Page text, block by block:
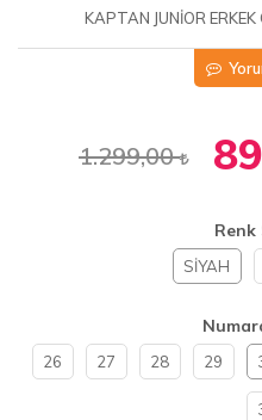
KAPTAN JUNİOR
1.299,00
Renk
SİYAH
26 27 28 29